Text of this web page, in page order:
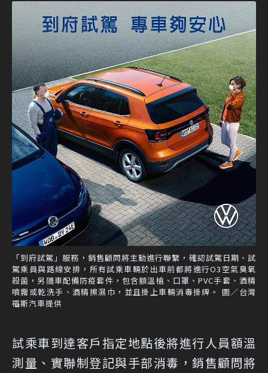
「到府試駕」服務，銷售顧問將主動進行聯繫，確認試駕日期、試
駕乘員與路線安排，所有試乘車輛於出車前都將進行O3空氣臭氧
殺菌，另隨車配備防疫套件，包含額溫槍、口罩、PVC手套、酒精
噴霧或乾洗手、酒精擦濕巾，並且掛上車輛消毒掛牌。 圖／台灣
福斯汽車提供
試乘車到達客戶指定地點後將進行人員額溫
測量、實聯制登記與手部消毒，銷售顧問將